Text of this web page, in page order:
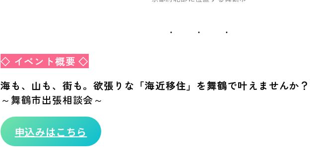
◇ イベント概要 ◇
海も、山も、街も。欲張りな「海近移住」を舞鶴で叶えませんか？
～舞鶴市出張相談会～
申込みはこちら